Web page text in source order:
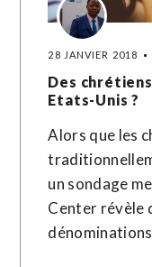
28 JANVIER 2018
Des
Etats-Unis ?
Alors que les
un sondage
Center révèle